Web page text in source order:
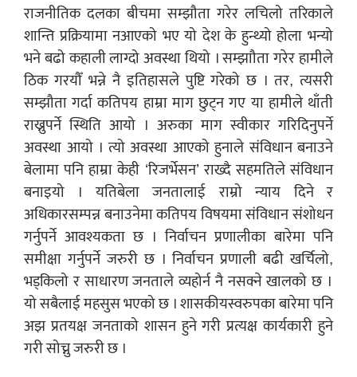
राजनीतिक दलका बीचमा सम्झौता गरेर लचिलो तरिकाले
शान्ति प्रक्रियामा नआएको भए यो देश के हुन्थ्यो होला भन्यो
भने बढो कहाली लाग्दो अवस्था थियो । सम्झाौता गरेर हामीले
ठिक गरयौँ भन्ने नै इतिहासले पुष्टि गरेको छ । तर, त्यसरी
सम्झौता गर्दा कतिपय हाम्रा माग छुट्न गए या हामीले थाँती
राख्नुपर्ने स्थिति आयो । अरुका माग स्वीकार गरिदिनुपर्ने
अवस्था आयो । त्यो अवस्था आएको हुनाले संविधान बनाउने
बेलामा पनि हाम्रा केही ‘रिजर्भेसन’ राख्दै सहमतिले संविधान
बनाइयो । यतिबेला जनतालाई राम्रो न्याय दिने र
अधिकारसम्पन्न बनाउनेमा कतिपय विषयमा संविधान संशोधन
गर्नुपर्ने आवश्यकता छ । निर्वाचन प्रणालीका बारेमा पनि
समीक्षा गर्नुपर्ने जरुरी छ । निर्वाचन प्रणाली बढी खर्चिलो,
भड्किलो र साधारण जनताले व्यहोर्न नै नसक्ने खालको छ ।
यो सबैलाई महसुस भएको छ । शासकीयस्वरुपका बारेमा पनि
अझ प्रतयक्ष जनताको शासन हुने गरी प्रत्यक्ष कार्यकारी हुने
गरी सोच्नु जरुरी छ ।